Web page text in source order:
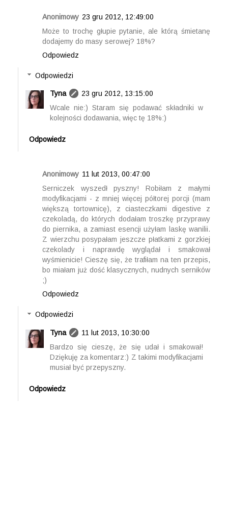
Anonimowy 23 gru 2012, 12:49:00
Może to trochę głupie pytanie, ale którą śmietanę
dodajemy do masy serowej? 18%?
Odpowiedz
Odpowiedzi
Tyna
23 gru 2012, 13:15:00
Wcale nie:) Staram się podawać składniki w
kolejności dodawania, więc tę 18%:)
Odpowiedz
Anonimowy 11 lut 2013, 00:47:00
Serniczek wyszedł pyszny! Robiłam z małymi
modyfikacjami - z mniej więcej półtorej porcji (mam
większą tortownicę), z ciasteczkami digestive z
czekoladą, do których dodałam troszkę przyprawy
do piernika, a zamiast esencji użyłam laskę wanilii.
Z wierzchu posypałam jeszcze płatkami z gorzkiej
czekolady i naprawdę wyglądał i smakował
wyśmienicie! Cieszę się, że trafiłam na ten przepis,
bo miałam już dość klasycznych, nudnych serników
;)
Odpowiedz
Odpowiedzi
Tyna
11 lut 2013, 10:30:00
Bardzo się cieszę, że się udał i smakował!
Dziękuję za komentarz:) Z takimi modyfikacjami
musiał być przepyszny.
Odpowiedz